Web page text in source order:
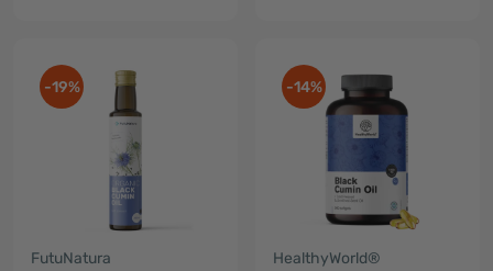
-19%
FutuNatura
-14%
HealthyWorld®